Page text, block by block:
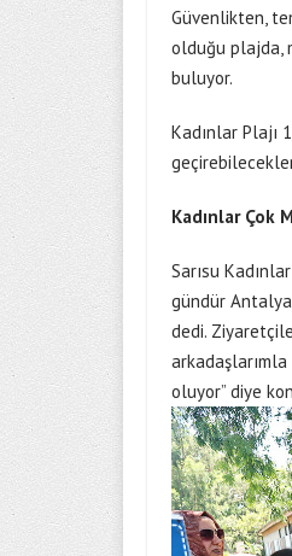
Güvenlikten,
olduğu plajda,
buluyor.
Kadınlar Plajı
Kadınlar Çok
Sarısu
gündür
dedi.
oluyor” diye